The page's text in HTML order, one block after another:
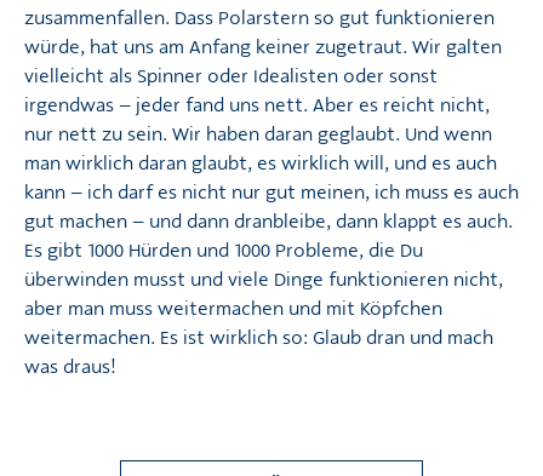
zusammenfallen. Dass Polarstern so gut funktionieren
würde, hat uns am Anfang keiner zugetraut. Wir galten
vielleicht als Spinner oder Idealisten oder sonst
irgendwas – jeder fand uns nett. Aber es reicht nicht,
nur nett zu sein. Wir haben daran geglaubt. Und wenn
man wirklich daran glaubt, es wirklich will, und es auch
kann – ich darf es nicht nur gut meinen, ich muss es auch
gut machen – und dann dranbleibe, dann klappt es auch.
Es gibt 1000 Hürden und 1000 Probleme, die Du
überwinden musst und viele Dinge funktionieren nicht,
aber man muss weitermachen und mit Köpfchen
weitermachen. Es ist wirklich so: Glaub dran und mach
was draus!